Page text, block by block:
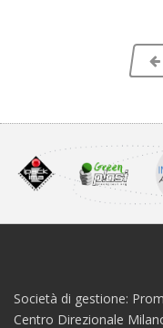
Società di gestione:
Centro Direzionale